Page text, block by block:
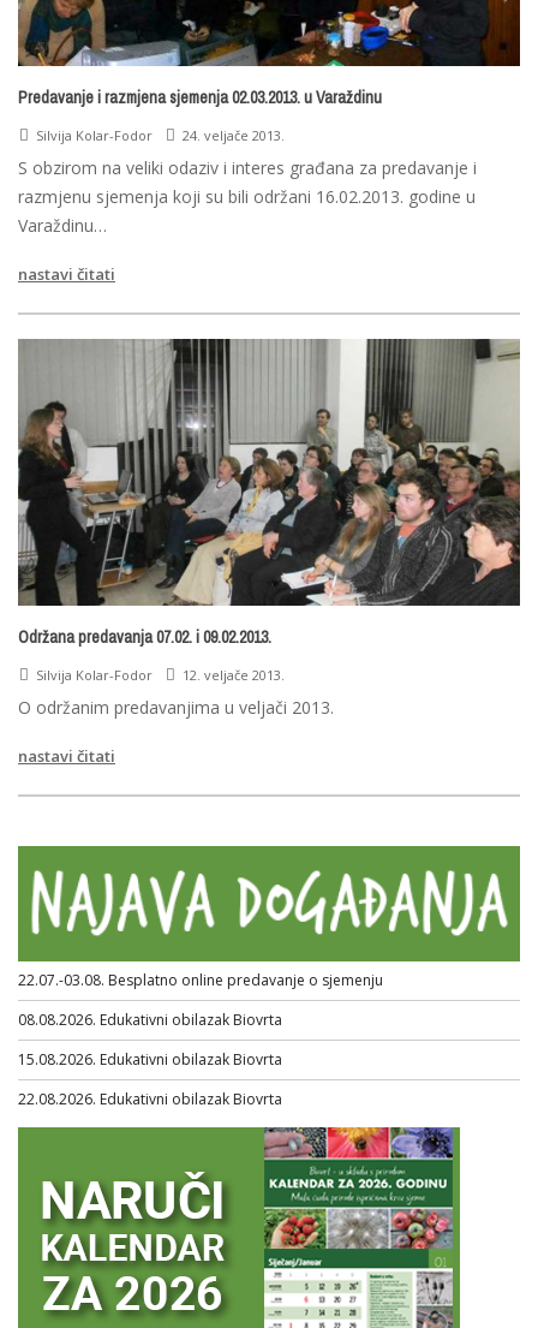
Predavanje i razmjena sjemenja 02.03.2013. u Varaždinu
Silvija Kolar-Fodor 24. veljače 2013.
S obzirom na veliki odaziv i interes građana za predavanje i
razmjenu sjemenja koji su bili održani 16.02.2013. godine u
Varaždinu…
nastavi čitati
Održana predavanja 07.02. i 09.02.2013.
Silvija Kolar-Fodor 12. veljače 2013.
O održanim predavanjima u veljači 2013.
nastavi čitati
22.07.-03.08. Besplatno online predavanje o sjemenju
08.08.2026. Edukativni obilazak Biovrta
15.08.2026. Edukativni obilazak Biovrta
22.08.2026. Edukativni obilazak Biovrta